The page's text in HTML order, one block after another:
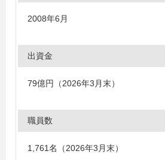
2008年6月
出資金
79億円（2026年3月末）
職員数
1,761名（2026年3月末）